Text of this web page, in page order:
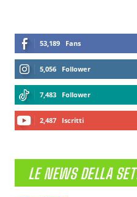
53,189 Fans
5,056 Follower
7,483 Follower
2,487 Iscritti
LE NEWS DELLA